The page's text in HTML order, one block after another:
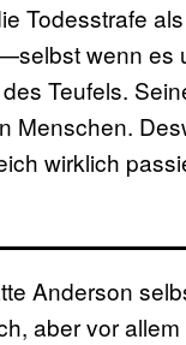
Todesstrafe
wenn
Teufels.
Menschen.
wirklich
Anderson
aber vor